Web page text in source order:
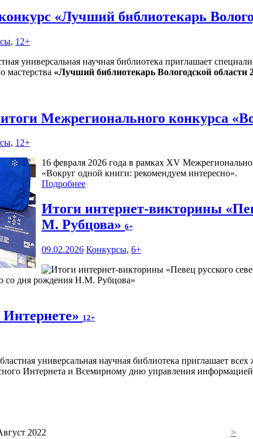
«Лучший библиотекарь
, 12+
универсальная научная библиотека приглашает
мастерства «Лучший библиотекарь Вологодской области
Межрегионального конкурса
, 12+
16 февраля 2026 года в рамках XV
«Вокруг одной книги: рекомендуем интересно».
Подробнее
Итоги интернет-викторины
М. Рубцова» 6+
09.02.2026 Конкурсы, 6+
со дня рождения Н.М. Рубцова»
12+
универсальная научная библиотека приглашает
Интернета и Всемирному дню управления
2022
>